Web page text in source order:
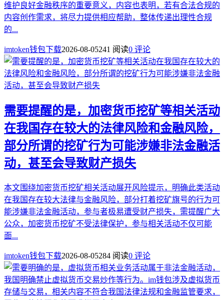
维护良好金融秩序的重要意义，内容也表明，若有合法合规的
内容创作需求，将尽力提供相应帮助，整体传递出理性合规
的...
imtoken钱包下载2026-08-05241 阅读0 评论
需要提醒的是，加密货币挖矿等相关活动
在我国存在较大的法律风险和金融风险，
部分所谓的挖矿行为可能涉嫌非法金融活
动，甚至会导致财产损失
本文围绕加密货币挖矿相关活动展开风险提示，明确此类活动
在我国存在较大法律与金融风险，部分打着挖矿旗号的行为可
能涉嫌非法金融活动，参与者极易遭受财产损失，需提醒广大
公众，加密货币挖矿不受法律保护，参与相关活动不仅可能
面...
imtoken钱包下载2026-08-05284 阅读0 评论